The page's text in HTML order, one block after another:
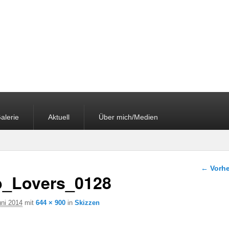
Aktuell Über mich/Medien
Bilder-
←
2014mit 644 × 900in Skizzen